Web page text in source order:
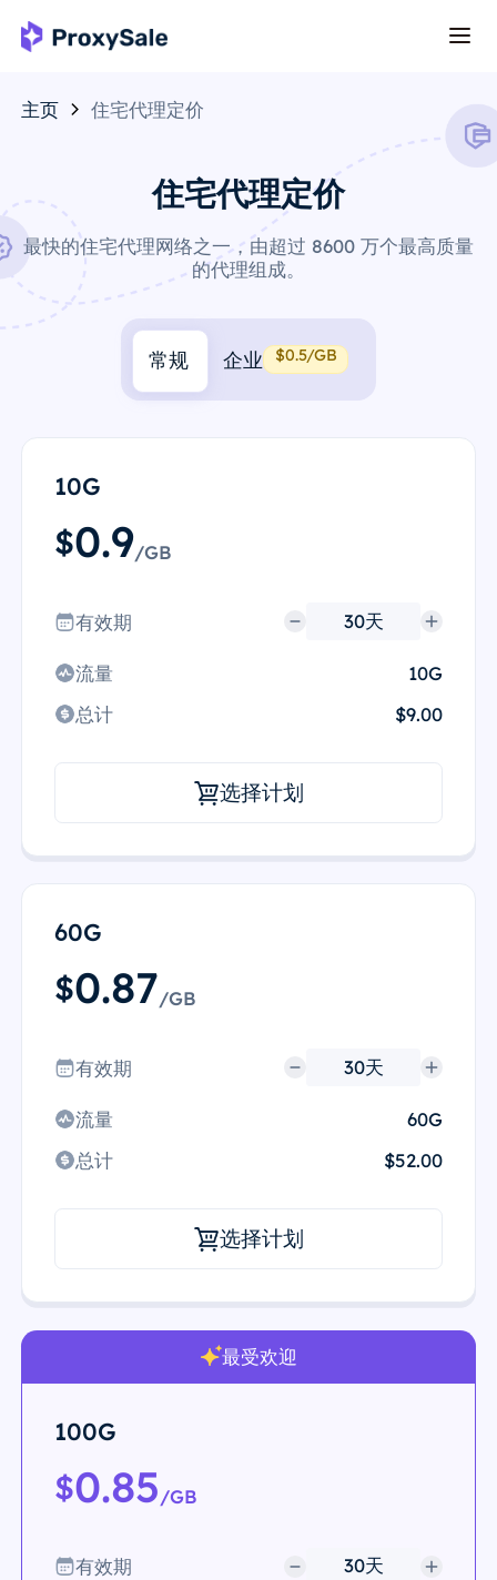
主页 住宅代理定价
住宅代理定价
最快的住宅代理网络之一，由超过 8600 万个最高质量
的代理组成。
常规 企业 $0.5/GB
10G
$0.9/GB
有效期
流量
10G
总计
$9.00
选择计划
60G
$0.87/GB
有效期
流量
60G
总计
$52.00
选择计划
最受欢迎
100G
$0.85/GB
有效期